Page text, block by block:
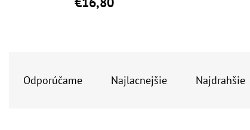
Odporúčame Najlacnejšie Najdrahšie